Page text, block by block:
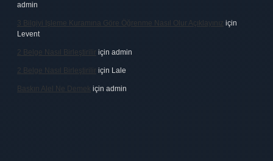
admin
3 Bilgiyi Işleme Kuramına Göre Öğrenme Nasıl Olur Açıklayınız için
Levent
2 Belge Nasıl Birleştirilir için admin
2 Belge Nasıl Birleştirilir için Lale
Baskın Alel Ne Demek için admin